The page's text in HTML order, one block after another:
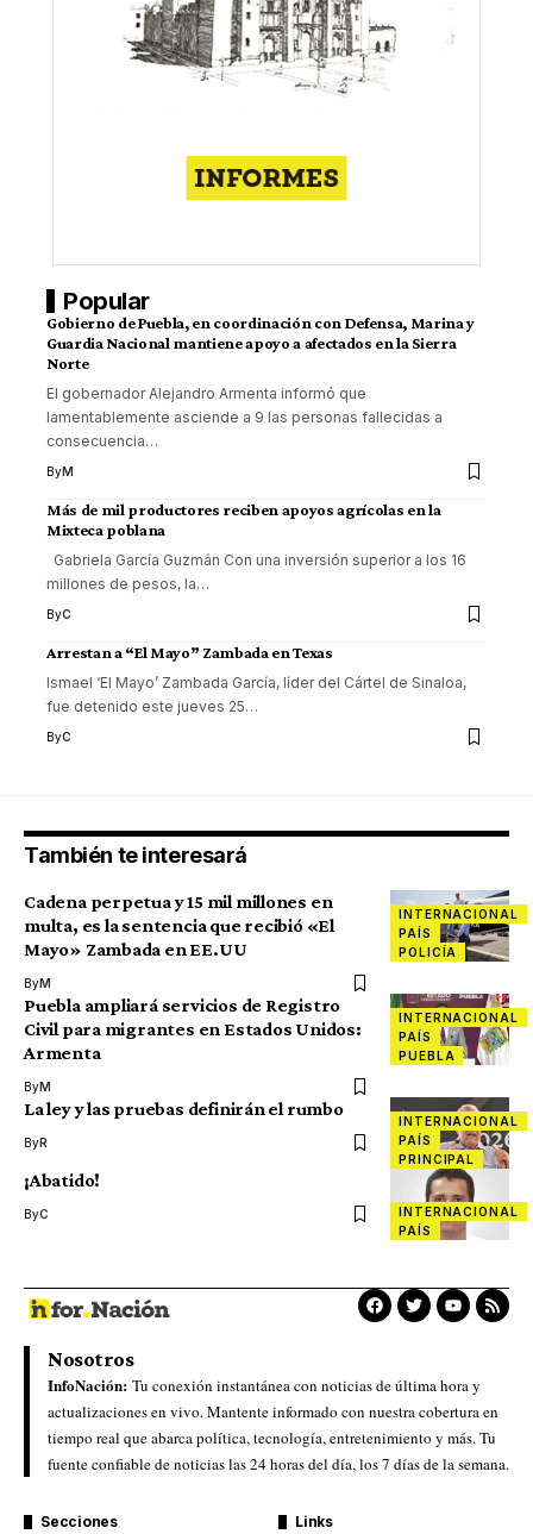
Popular
Gobierno de Puebla, en coordinación con Defensa, Marina y
Guardia Nacional mantiene apoyo a afectados en la Sierra
Norte
El gobernador Alejandro Armenta informó que
lamentablemente asciende a 9 las personas fallecidas a
consecuencia…
ByM
Más de mil productores reciben apoyos agrícolas en la
Mixteca poblana
Gabriela García Guzmán Con una inversión superior a los 16
millones de pesos, la…
ByC
Arrestan a “El Mayo” Zambada en Texas
Ismael ‘El Mayo’ Zambada García, líder del Cártel de Sinaloa,
fue detenido este jueves 25…
ByC
También te interesará
INTERNACIONAL
PAÍS
POLICÍA
Cadena perpetua y 15 mil millones en
multa, es la sentencia que recibió «El
Mayo» Zambada en EE.UU
ByM
INTERNACIONAL
PAÍS
PUEBLA
Puebla ampliará servicios de Registro
Civil para migrantes en Estados Unidos:
Armenta
ByM
INTERNACIONAL
PAÍS
PRINCIPAL
La ley y las pruebas definirán el rumbo
ByR
INTERNACIONAL
PAÍS
¡Abatido!
ByC
Nosotros
InfoNación: Tu conexión instantánea con noticias de última hora y
actualizaciones en vivo. Mantente informado con nuestra cobertura en
tiempo real que abarca política, tecnología, entretenimiento y más. Tu
fuente confiable de noticias las 24 horas del día, los 7 días de la semana.
Secciones Links